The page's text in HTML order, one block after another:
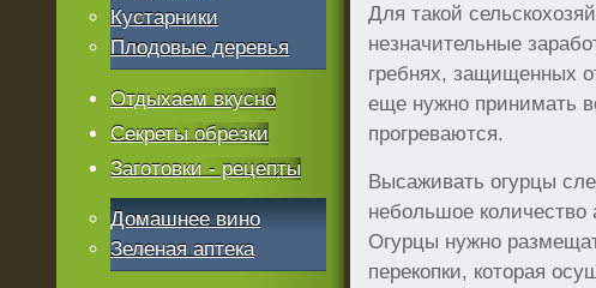
Для такой
незначительные
гребнях, защищенных
еще нужно принимать
прогреваются.
Высаживать огурцы
небольшое количество
Огурцы нужно
перекопки, которая
Кустарники
Плодовые деревья
Отдыхаем вкусно
Секреты обрезки
Заготовки - рецепты
Домашнее вино
Зеленая аптека